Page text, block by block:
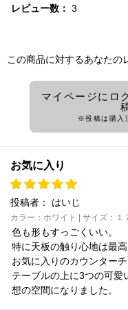
レビュー数： 3
この商品に対するあなたの
マイページにロ
※投稿は購入
お気に入り
投稿者： はいじ
カラー：ホワイト | サイズ：１
色も形もすっごくいい。
特に天板の触り心地は最高
お気に入りのカウンター
テーブルの上に3つの可愛
想の空間になりました。